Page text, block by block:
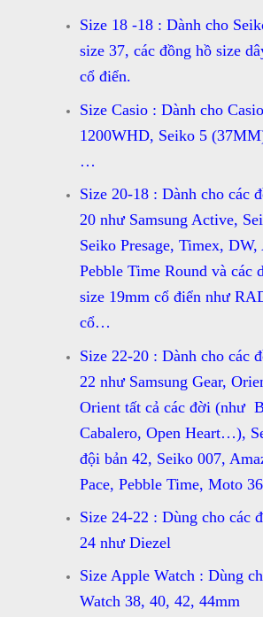
Size 18 -18 : Dành cho
size 37, các đồng hồ size
cổ điển.
Size Casio : Dành cho
1200WHD, Seiko 5
…
Size 20-18 : Dành cho các
20 như Samsung Active,
Seiko Presage, Timex,
Pebble Time Round và các
size 19mm cổ điển như
cổ…
Size 22-20 : Dành cho các
22 như Samsung Gear,
Orient tất cả các đời (như
Cabalero, Open Heart…),
đội bản 42, Seiko 007,
Pace, Pebble Time, Moto
Size 24-22 : Dùng cho các
24 như Diezel
Size Apple Watch : Dùng
Watch 38, 40, 42, 44mm